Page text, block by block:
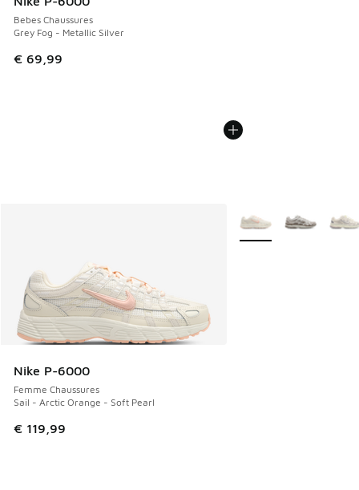
Bebes Chaussures
Grey Fog - Metallic Silver
€ 69,99
Nike P-6000
Femme Chaussures
Sail - Arctic Orange - Soft Pearl
€ 119,99
Plus de couleurs